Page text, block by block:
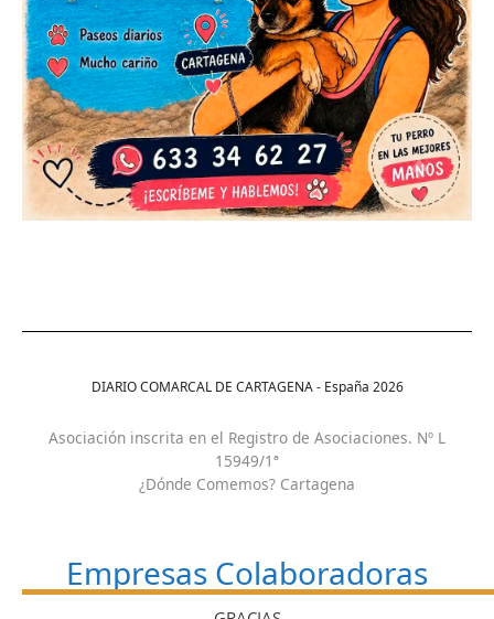
DIARIO COMARCAL DE CARTAGENA - España 2026
Asociación inscrita en el Registro de Asociaciones. Nº L
15949/1ª
¿Dónde Comemos? Cartagena
Empresas Colaboradoras